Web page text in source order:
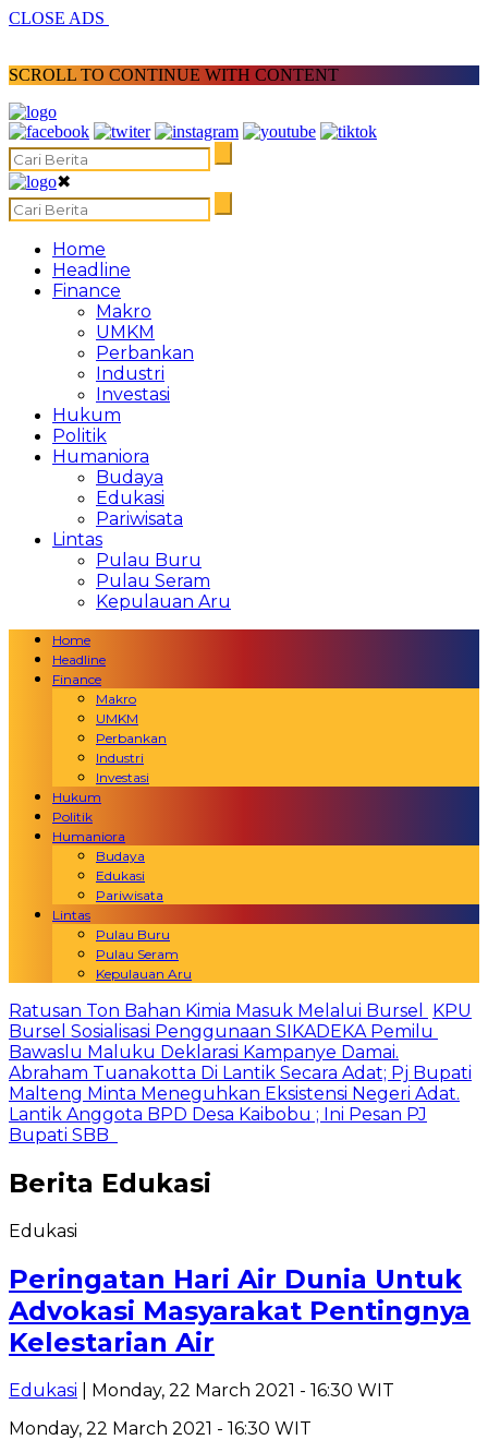
CLOSE ADS
SCROLL TO CONTINUE WITH CONTENT
✖
Home
Headline
Finance
Makro
UMKM
Perbankan
Industri
Investasi
Hukum
Politik
Humaniora
Budaya
Edukasi
Pariwisata
Lintas
Pulau Buru
Pulau Seram
Kepulauan Aru
Home
Headline
Finance
Makro
UMKM
Perbankan
Industri
Investasi
Hukum
Politik
Humaniora
Budaya
Edukasi
Pariwisata
Lintas
Pulau Buru
Pulau Seram
Kepulauan Aru
Ratusan Ton Bahan Kimia Masuk Melalui Bursel
KPU
Bursel Sosialisasi Penggunaan SIKADEKA Pemilu
Bawaslu Maluku Deklarasi Kampanye Damai.
Abraham Tuanakotta Di Lantik Secara Adat; Pj Bupati
Malteng Minta Meneguhkan Eksistensi Negeri Adat.
Lantik Anggota BPD Desa Kaibobu ; Ini Pesan PJ
Bupati SBB
Berita Edukasi
Edukasi
Peringatan Hari Air Dunia Untuk
Advokasi Masyarakat Pentingnya
Kelestarian Air
Edukasi | Monday, 22 March 2021 - 16:30 WIT
Monday, 22 March 2021 - 16:30 WIT